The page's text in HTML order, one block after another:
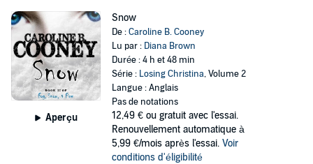
Aperçu
Snow
De :Caroline B. Cooney
Lu par : Diana Brown
Durée : 4 h et 48 min
Série : Losing Christina, Volume 2
Langue : Anglais
Pas de notations
12,49 € ou gratuit avec l'essai.
Renouvellement automatique à
5,99 €/mois après l'essai. Voir
conditions d'éligibilité